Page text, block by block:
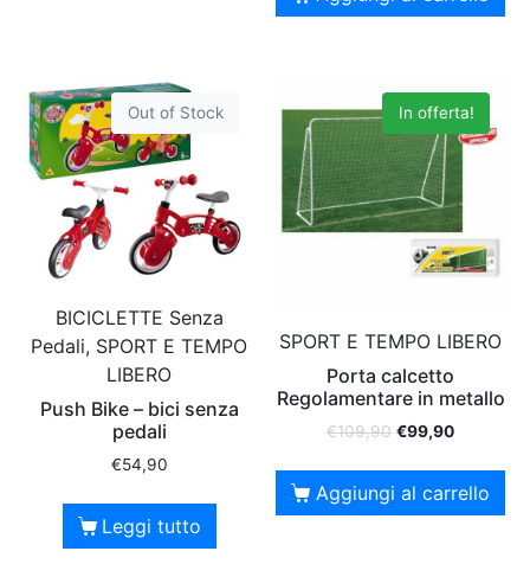
Out of Stock
BICICLETTE Senza
Pedali, SPORT E TEMPO
LIBERO
Push Bike – bici senza
pedali
€54,90
Leggi tutto
In offerta!
SPORT E TEMPO LIBERO
Porta calcetto
Regolamentare in metallo
€109,90 €99,90
Aggiungi al carrello